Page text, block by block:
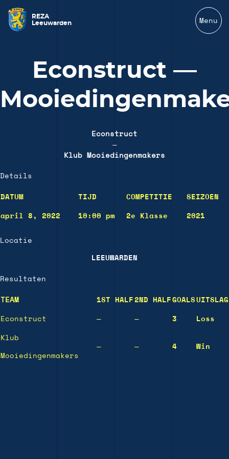
REZA
Leeuwarden
Menu
Econstruct —
Econstruct
—
Klub Mooiedingenmakers
Details
DATUM TIJD COMPETITIE SEIZOEN
april 8, 2022 10:00 pm 2e Klasse 2021
Locatie
LEEUWARDEN
Resultaten
TEAM 1ST HALF 2ND HALF GOALS UITSLAG
Econstruct — — 3 Loss
Klub
Mooiedingenmakers
— — 4 Win